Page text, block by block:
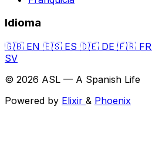
Idioma
🇬🇧 EN 🇪🇸 ES 🇩🇪 DE 🇫🇷 FR
SV
© 2026 ASL — A Spanish Life
Powered by Elixir & Phoenix